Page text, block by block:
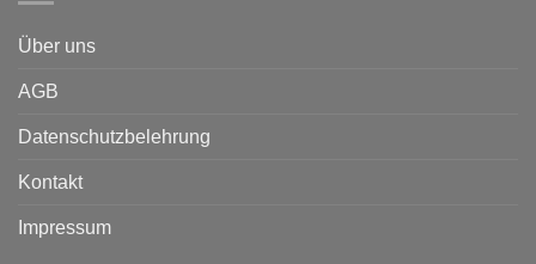
Über uns
AGB
Datenschutzbelehrung
Kontakt
Impressum